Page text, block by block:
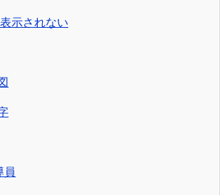
示されない
員